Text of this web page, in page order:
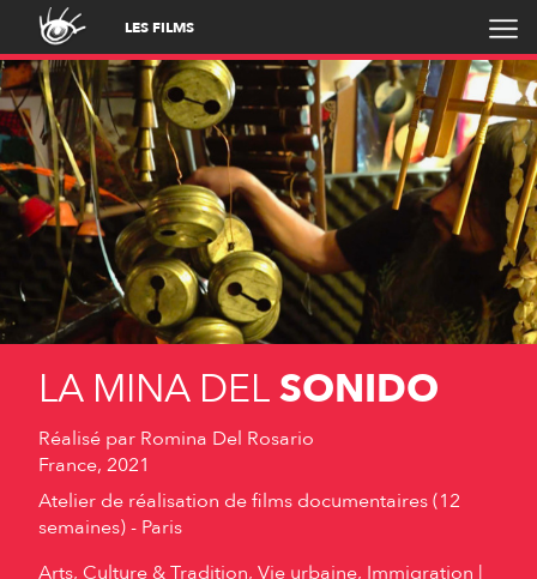
LES FILMS
LA MINA DELSONIDO
Réalisé par Romina Del Rosario
France, 2021
Atelier de réalisation de films documentaires (12
semaines) - Paris
Arts, Culture & Tradition, Vie urbaine, Immigration